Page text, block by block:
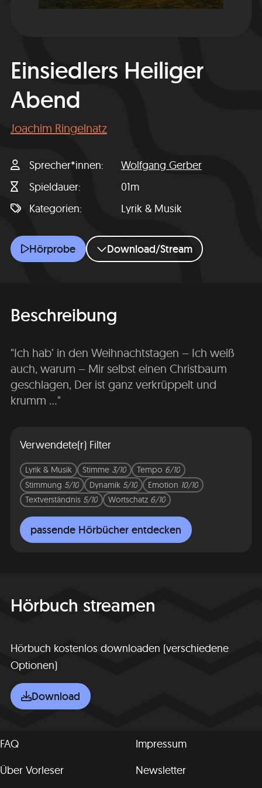
Einsiedlers Heiliger
Abend
Joachim Ringelnatz
Sprecher*innen
Wolfgang Gerber
Spieldauer
01m
Kategorien
Lyrik & Musik
Einsiedlers Heiliger Abend
Hörprobe Download/Stream
Beschreibung
"Ich hab’ in den Weihnachtstagen – Ich weiß
auch, warum – Mir selbst einen Christbaum
geschlagen, Der ist ganz verkrüppelt und
krumm ..."
Verwendete(r) Filter
Lyrik & Musik Stimme 3/10 Tempo 6/10
Stimmung 5/10 Dynamik 5/10 Emotion 10/10
Textverständnis 5/10 Wortschatz 6/10
passende Hörbücher entdecken
Hörbuch streamen
Hörbuch kostenlos downloaden (verschiedene
Optionen)
Download
FAQ
Über Vorleser
Impressum
Newsletter